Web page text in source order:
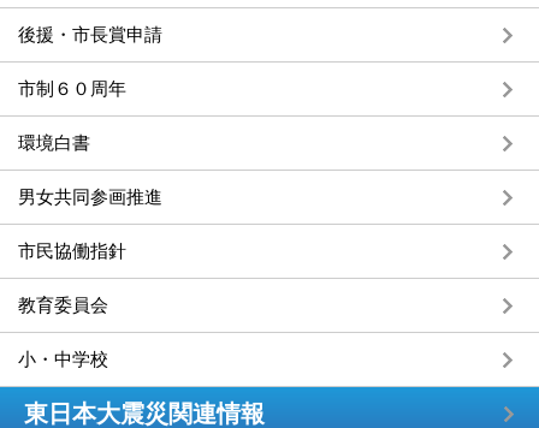
後援・市長賞申請
市制６０周年
環境白書
男女共同参画推進
市民協働指針
教育委員会
小・中学校
東日本大震災関連情報